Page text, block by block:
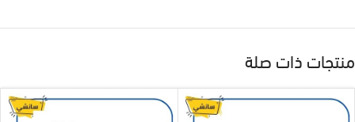
منتجات ذات صلة